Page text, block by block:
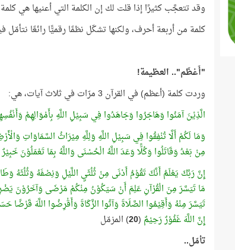
وقد تتعجَّب كثيرًا إذا قلت لك إن الكلمة التي أعنيها هي
كلمة من أربعة أحرف، ولكنها تشكّل نظمًا رقميًّا رائعًا نتأمّل
"أَعْظَم".. العظيمة!
وردت كلمة (أعظم) في القرآن 3 مرّات في ثلاث آيات، هي:
الَّذِيْنَ آمَنُوا وَهَاجَرُوا وَجَاهَدُوا فِي سَبِيْلِ اللَّهِ بِأَمْوَالِهِمْ
وَمَا لَكُمْ أَلَّا تُنْفِقُوا فِي سَبِيْلِ اللَّهِ وَلِلَّهِ مِيْرَاثُ السَّمَاوَاتِ
مِنْ بَعْدُ وَقَاتَلُوا وَكُلًّا وَعَدَ اللَّهُ الْحُسْنَى وَاللَّهُ بِمَا تَعْمَلُوْنَ خَبِيْرٌ
إِنَّ رَبَّكَ يَعْلَمُ أَنَّكَ تَقُوْمُ أَدْنَى مِنْ ثُلُثَيِ اللَّيْلِ وَنِصْفَهُ وَثُلُثَهُ
مَا تَيَسَّرَ مِنَ الْقُرْآنِ عَلِمَ أَنْ سَيَكُوْنُ مِنْكُمْ مَرْضَى وَآخَرُوْنَ
تَيَسَّرَ مِنْهُ وَأَقِيْمُوا الصَّلَاةَ وَآتُوا الزَّكَاةَ وَأَقْرِضُوا اللَّهَ
إِنَّ اللَّهَ غَفُوْرٌ رَحِيْمٌ (
20) المزمّل
تأمّل..